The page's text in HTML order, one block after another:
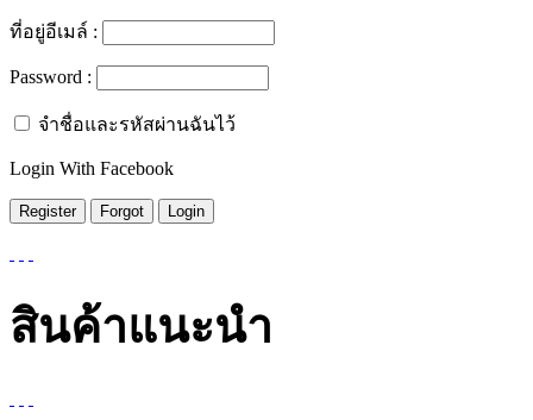
ที่อยู่อีเมล์ :
Password :
จำชื่อและรหัสผ่านฉันไว้
Login With Facebook
สินค้าแนะนำ